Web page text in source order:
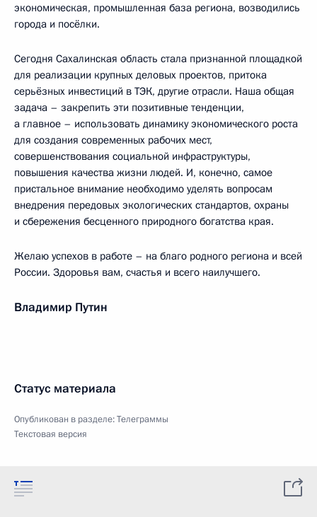
экономическая, промышленная база региона, возводились
города и посёлки.
Сегодня Сахалинская область стала признанной площадкой
для реализации крупных деловых проектов, притока
серьёзных инвестиций в ТЭК, другие отрасли. Наша общая
задача – закрепить эти позитивные тенденции,
а главное – использовать динамику экономического роста
для создания современных рабочих мест,
совершенствования социальной инфраструктуры,
повышения качества жизни людей. И, конечно, самое
пристальное внимание необходимо уделять вопросам
внедрения передовых экологических стандартов, охраны
и сбережения бесценного природного богатства края.
Желаю успехов в работе – на благо родного региона и всей
России. Здоровья вам, счастья и всего наилучшего.
Владимир Путин
Статус материала
Опубликован в разделе:Телеграммы
Текстовая версия